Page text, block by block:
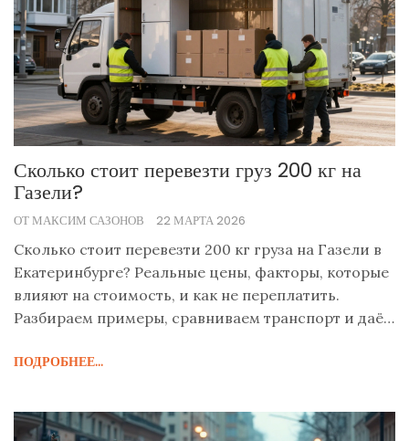
Сколько стоит перевезти груз 200 кг на
Газели?
ОТ МАКСИМ САЗОНОВ 22 МАРТА 2026
Сколько стоит перевезти 200 кг груза на Газели в
Екатеринбурге? Реальные цены, факторы, которые
влияют на стоимость, и как не переплатить.
Разбираем примеры, сравниваем транспорт и даём
ПОДРОБНЕЕ...